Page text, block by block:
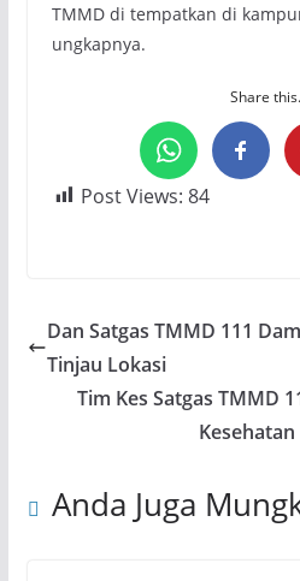
TMMD di tempatkan di
ungkapnya.
Share
Post Views: 84
Dan Satgas TMMD 111
Tinjau Lokasi
Tim Kes Satgas TMMD
Anda Juga